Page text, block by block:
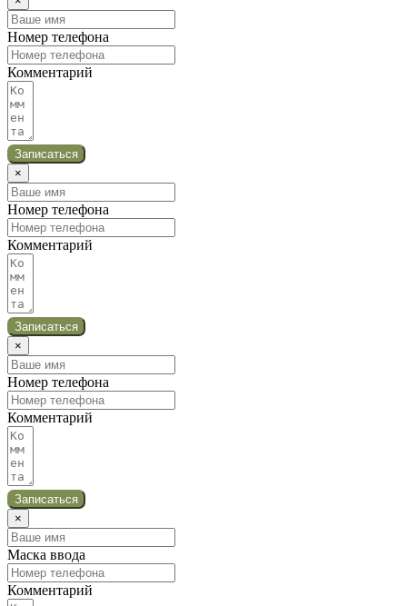
Номер телефона
Комментарий
Записаться
×
Номер телефона
Комментарий
Записаться
×
Номер телефона
Комментарий
Записаться
×
Маска ввода
Комментарий